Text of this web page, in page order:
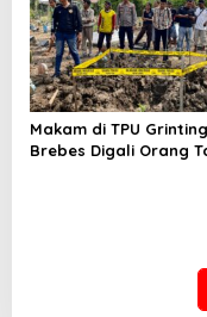
Makam di TPU Grinting
Brebes Digali Orang